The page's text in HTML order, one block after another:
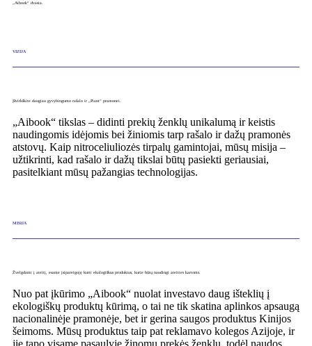
„Aibook“ dvasia.
VIZIJA
Įšvirkškite daugiau gyvybingumo rašalo ir „Piant“ pramonei.
„Aibook“ tikslas – didinti prekių ženklų unikalumą ir keistis
naudingomis idėjomis bei žiniomis tarp rašalo ir dažų pramonės
atstovų. Kaip nitroceliuliozės tirpalų gamintojai, mūsų misija –
užtikrinti, kad rašalo ir dažų tikslai būtų pasiekti geriausiai,
pasitelkiant mūsų pažangias technologijas.
MISIJA
Žvelgdami į ateitį, esame įsipareigoję kurti ekologiškus produktus, kurie būtų naudingi ateities kartoms.
Nuo pat įkūrimo „Aibook“ nuolat investavo daug išteklių į
ekologiškų produktų kūrimą, o tai ne tik skatina aplinkos apsaugą
nacionalinėje pramonėje, bet ir gerina saugos produktus Kinijos
šeimoms. Mūsų produktus taip pat reklamavo kolegos Azijoje, ir